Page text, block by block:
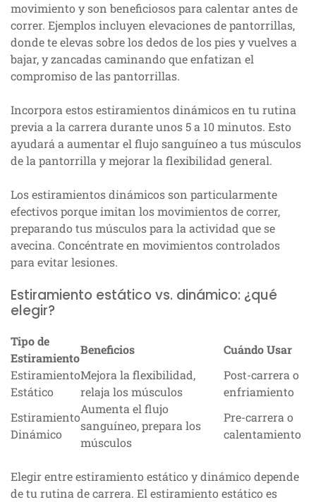
movimiento y son beneficiosos para calentar antes de
correr. Ejemplos incluyen elevaciones de pantorrillas,
donde te elevas sobre los dedos de los pies y vuelves a
bajar, y zancadas caminando que enfatizan el
compromiso de las pantorrillas.
Incorpora estos estiramientos dinámicos en tu rutina
previa a la carrera durante unos 5 a 10 minutos. Esto
ayudará a aumentar el flujo sanguíneo a tus músculos
de la pantorrilla y mejorar la flexibilidad general.
Los estiramientos dinámicos son particularmente
efectivos porque imitan los movimientos de correr,
preparando tus músculos para la actividad que se
avecina. Concéntrate en movimientos controlados
para evitar lesiones.
Estiramiento estático vs. dinámico: ¿qué
elegir?
Tipo de
Estiramiento
Beneficios
Cuándo Usar
Estiramiento
Estático
Mejora la flexibilidad,
relaja los músculos
Post-carrera o
enfriamiento
Estiramiento
Dinámico
Aumenta el flujo
sanguíneo, prepara los
músculos
Pre-carrera o
calentamiento
Elegir entre estiramiento estático y dinámico depende
de tu rutina de carrera. El estiramiento estático es